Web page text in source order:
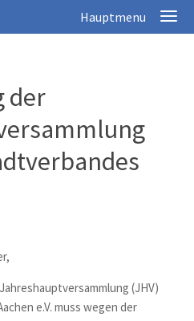
der
(JHV)
e.V. muss wegen der